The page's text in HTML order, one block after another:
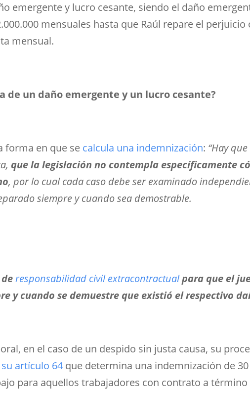
emergente y lucro cesante, siendo el daño
mensuales hasta que Raúl repare el perjuicio
mensual.
de un daño emergente y un lucro cesante?
forma en que se calcula una indemnización: “Hay
que la legislación no contempla específicamente
, por lo cual cada caso debe ser examinado
siempre y cuando sea demostrable.
responsabilidad civil extracontractualpara que el
y cuando se demuestre que existió el respectivo
en el caso de un despido sin justa causa, su
artículo 64 que determina una indemnización de
para aquellos trabajadores con contrato a